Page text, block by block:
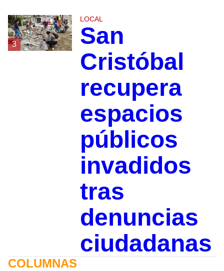
3
LOCAL
San
Cristóbal
recupera
espacios
públicos
invadidos
tras
denuncias
ciudadanas
COLUMNAS